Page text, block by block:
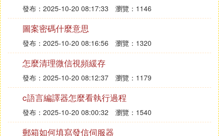
NSUserDefaults *defaults =[NSUserDefaults standa
rdUserDefaults];
NSString *name =@」default string「;
[defaults setObject:firstName forKey:@"name"];
//獲得UIImage實例
UIImage *image=[[UIImage alloc]initWithContentsOf
File:@"photo.jpg"];
NSData *imageData = UIImageJPEGRepresentatio
n(image, 100);//UIImage對象轉換成NSData
發布：2025-10-20 08:17:33 瀏覽：1146
圖案密碼什麼意思
發布：2025-10-20 08:16:56 瀏覽：1320
怎麼清理微信視頻緩存
發布：2025-10-20 08:12:37 瀏覽：1179
c語言編譯器怎麼看執行過程
發布：2025-10-20 08:00:32 瀏覽：1540
郵箱如何填寫發信伺服器